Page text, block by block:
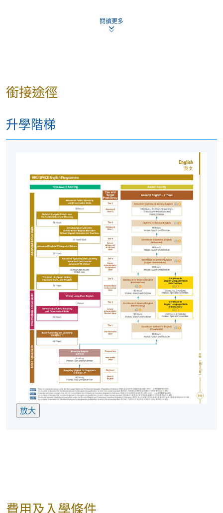
* (1) 因突發情況需要，經相關部門批准，可以採取虛擬
課程講師均來自我們合格且經驗豐富的英語教師小
組。他們中的一些人是以英語為母語的人士；其他教
除非對課堂細節進行變動，否則我們通常不會向成功
註冊的學員另外發出上課提示。如果您的入學申請已
被接受，您應該按照所示的時間和地點參加課程的第
本校恕不批准退款或轉至其他班級的要求。
非本地申請人/非永久性香港居民
以下非本地/非永久性香港居民有資格在香港大學專業
進修學院修讀兼讀制英語語言課程，而無需辦理簽證
安排（他們在修讀兼讀制課程前無需事先獲得批
准）：
1. 持有香港學生簽證並在HKU SPACE就讀的學生；
2. 持有單程證在香港居住的人士；
3. 以受養者身分到港的人士；
4. 持有有效工作/就業簽證的人；
5. 根據資本投資者入境計畫留在香港的人士；和
6. 持有非本地畢業生移民安排 (IANG) 的人士
個人申請人有責任確保其簽證有效並做出適當的簽證
閱讀更多
銜接途徑
升學階梯
放大
費用及入學條件